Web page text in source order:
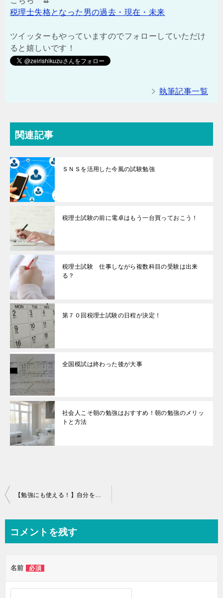
税理士失格となった男の過去・現在・未来
ツイッターもやっていますのでフォローしていただけ
ると嬉しいです！
執筆記事一覧
関連記事
ＳＮＳを活用した今風の試験勉強
税理士試験の前に電卓はもう一台買っておこう！
税理士試験 仕事しながら複数科目の受験は出来
る？
第７０回税理士試験の日程が決定！
全国模試は終わった後が大事
社会人こそ朝の勉強はおすすめ！朝の勉強のメリッ
トと方法
投
ビ
ー
シ
【勉強にも使える！】自分を褒める効果とは？
コメントを残す
名前 必須